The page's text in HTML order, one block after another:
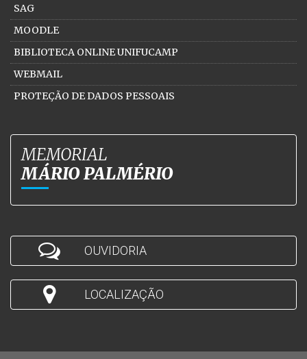
SAG
MOODLE
BIBLIOTECA ONLINE UNIFUCAMP
WEBMAIL
PROTEÇÃO DE DADOS PESSOAIS
MEMORIAL
MÁRIO PALMÉRIO
OUVIDORIA
LOCALIZAÇÃO